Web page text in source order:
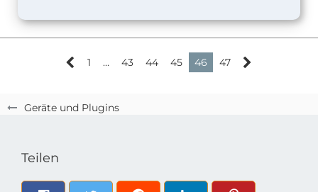
Geräte und Plugins
1 … 43 44 45 46 47
Teilen